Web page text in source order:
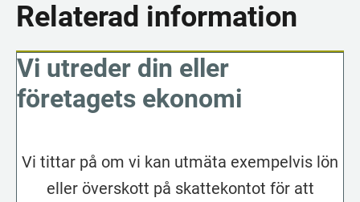
Relaterad information
Vi utreder din eller
företagets ekonomi
Vi tittar på om vi kan utmäta exempelvis lön
eller överskott på skattekontot för att